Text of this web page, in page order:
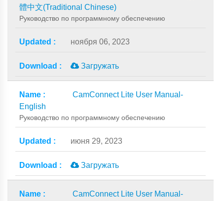
體中文(Traditional Chinese)
Руководство по программному обеспечению
ноября 06, 2023
Загружать
CamConnect Lite User Manual-
English
Руководство по программному обеспечению
июня 29, 2023
Загружать
CamConnect Lite User Manual-